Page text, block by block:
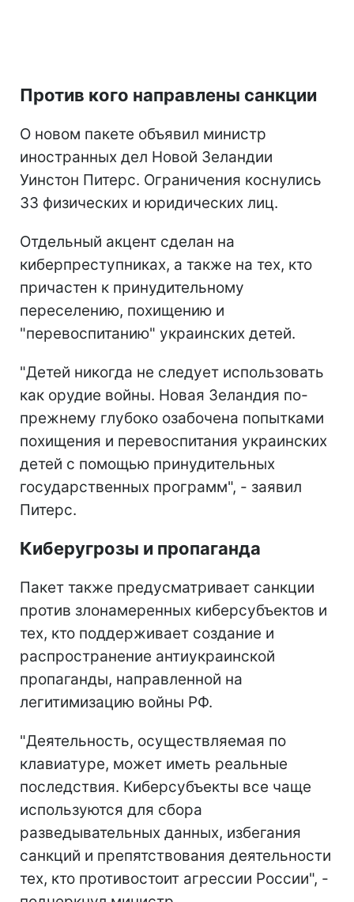
Против кого направлены санкции
О новом пакете объявил министр
иностранных дел Новой Зеландии
Уинстон Питерс. Ограничения коснулись
33 физических и юридических лиц.
Отдельный акцент сделан на
киберпреступниках, а также на тех, кто
причастен к принудительному
переселению, похищению и
"перевоспитанию" украинских детей.
"Детей никогда не следует использовать
как орудие войны. Новая Зеландия по-
прежнему глубоко озабочена попытками
похищения и перевоспитания украинских
детей с помощью принудительных
государственных программ", - заявил
Питерс.
Киберугрозы и пропаганда
Пакет также предусматривает санкции
против злонамеренных киберсубъектов и
тех, кто поддерживает создание и
распространение антиукраинской
пропаганды, направленной на
легитимизацию войны РФ.
"Деятельность, осуществляемая по
клавиатуре, может иметь реальные
последствия. Киберсубъекты все чаще
используются для сбора
разведывательных данных, избегания
санкций и препятствования деятельности
тех, кто противостоит агрессии России", -